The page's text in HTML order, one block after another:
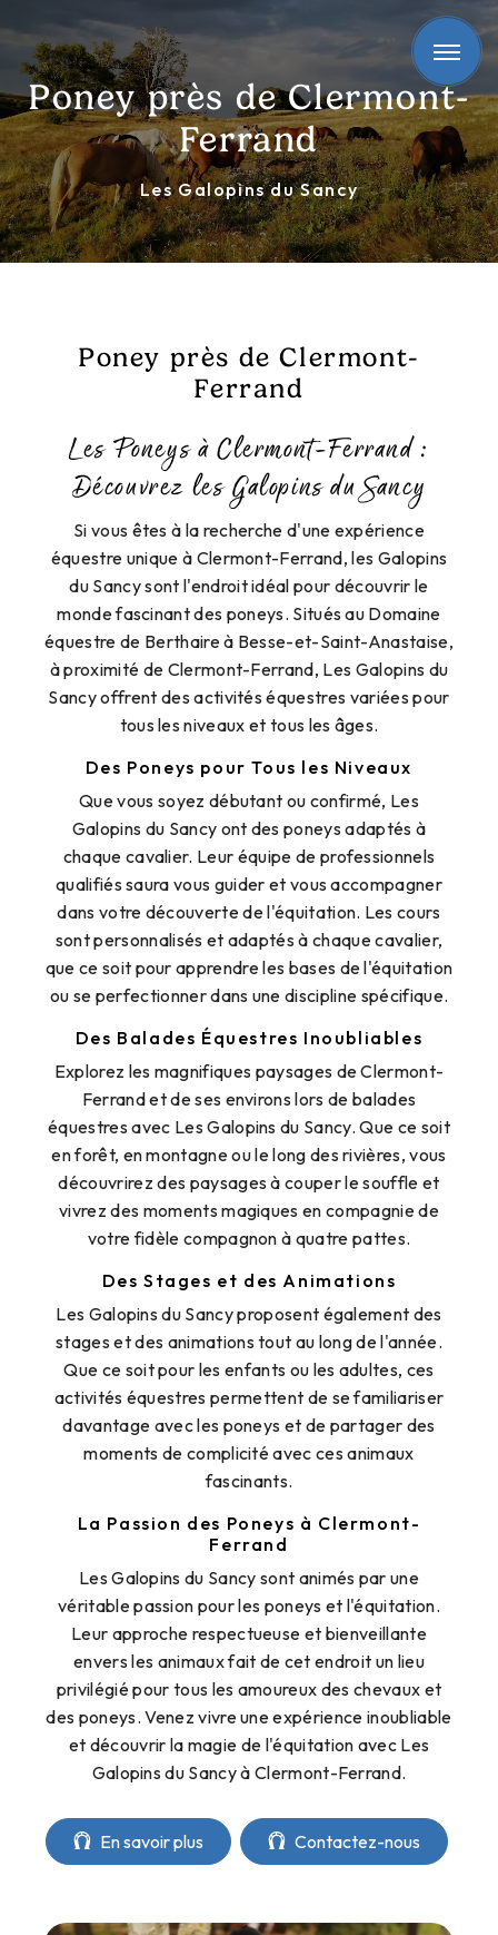
Poney près de Clermont-
Ferrand
Les Galopins du Sancy
Poney près de Clermont-
Ferrand
Les Poneys à Clermont-Ferrand :
Découvrez les Galopins du Sancy
Si vous êtes à la recherche d'une expérience
équestre unique à Clermont-Ferrand, les Galopins
du Sancy sont l'endroit idéal pour découvrir le
monde fascinant des poneys. Situés au Domaine
équestre de Berthaire à Besse-et-Saint-Anastaise,
à proximité de Clermont-Ferrand, Les Galopins du
Sancy offrent des activités équestres variées pour
tous les niveaux et tous les âges.
Des Poneys pour Tous les Niveaux
Que vous soyez débutant ou confirmé, Les
Galopins du Sancy ont des poneys adaptés à
chaque cavalier. Leur équipe de professionnels
qualifiés saura vous guider et vous accompagner
dans votre découverte de l'équitation. Les cours
sont personnalisés et adaptés à chaque cavalier,
que ce soit pour apprendre les bases de l'équitation
ou se perfectionner dans une discipline spécifique.
Des Balades Équestres Inoubliables
Explorez les magnifiques paysages de Clermont-
Ferrand et de ses environs lors de balades
équestres avec Les Galopins du Sancy. Que ce soit
en forêt, en montagne ou le long des rivières, vous
découvrirez des paysages à couper le souffle et
vivrez des moments magiques en compagnie de
votre fidèle compagnon à quatre pattes.
Des Stages et des Animations
Les Galopins du Sancy proposent également des
stages et des animations tout au long de l'année.
Que ce soit pour les enfants ou les adultes, ces
activités équestres permettent de se familiariser
davantage avec les poneys et de partager des
moments de complicité avec ces animaux
fascinants.
La Passion des Poneys à Clermont-
Ferrand
Les Galopins du Sancy sont animés par une
véritable passion pour les poneys et l'équitation.
Leur approche respectueuse et bienveillante
envers les animaux fait de cet endroit un lieu
privilégié pour tous les amoureux des chevaux et
des poneys. Venez vivre une expérience inoubliable
et découvrir la magie de l'équitation avec Les
Galopins du Sancy à Clermont-Ferrand.
En savoir plus Contactez-nous